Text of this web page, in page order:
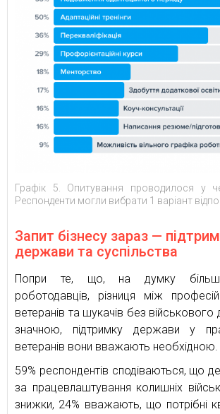
Графік 5. Опитування проводилося у
Респонденти могли вибрати 1 варіант
Запит бізнесу зараз —
держави та суспільства
Попри те, що, на думку
роботодавців, різниця між
ветеранів та шукачів без військового
значною, підтримку держави у
ветеранів вони вважають необхідною.
59% респондентів сподіваються, що
за працевлаштування колишніх
знижки, 24% вважають, що потрібні